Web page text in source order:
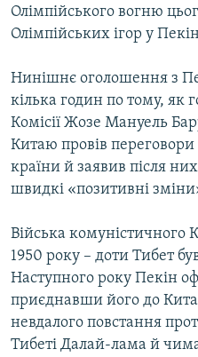
Олімпійського вогню
Олімпійських ігор у
Нинішнє оголошення з
кілька годин по тому, як
Комісії Жозе Мануель
Китаю провів переговори
країни й заявив після
швидкі «позитивні
Війська комуністичного
1950 року – доти Тибет
Наступного року Пекін
приєднавши його до
невдалого повстання
Тибеті Далай-лама й